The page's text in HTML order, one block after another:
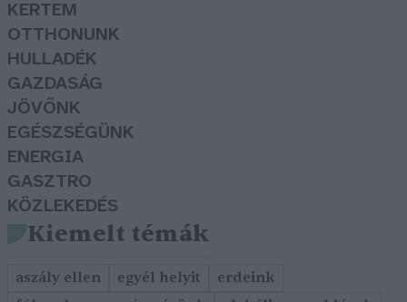
KERTEM
OTTHONUNK
HULLADÉK
GAZDASÁG
JÖVŐNK
EGÉSZSÉGÜNK
ENERGIA
GASZTRO
KÖZLEKEDÉS
Kiemelt témák
aszály ellen egyél helyit
erdeink